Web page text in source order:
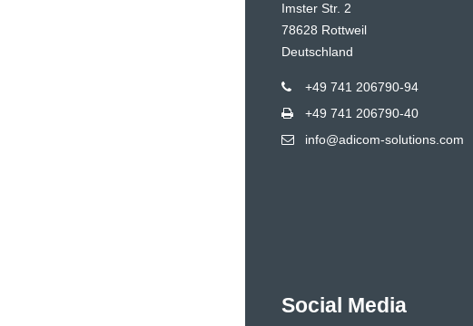
Imster Str. 2
78628 Rottweil
Deutschland
+49 741 206790-94
+49 741 206790-40
info@adicom-solutions.com
Social Media